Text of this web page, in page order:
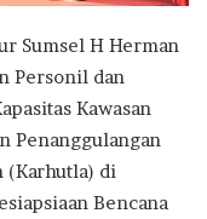
Sumsel H Herman
Personil dan
Kawasan
Penanggulangan
(Karhutla) di
Bencana